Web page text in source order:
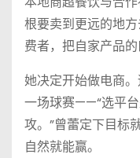
根要卖到更远的地
费者，把自家产品的
她决定开始做电商
一场球赛——“选平
攻。”曾蕾定下目标
自然就能赢。